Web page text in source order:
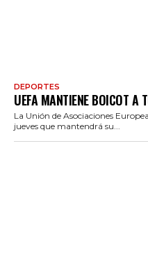
DEPORTES
UEFA MANTIENE BOICOT A
La Unión de Asociaciones
jueves que mantendrá su...